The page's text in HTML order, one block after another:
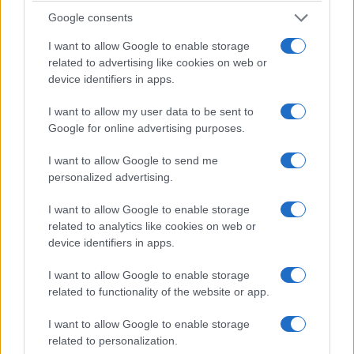
Google consents
I want to allow Google to enable storage
related to advertising like cookies on web or
device identifiers in apps.
I want to allow my user data to be sent to
Google for online advertising purposes.
I want to allow Google to send me
personalized advertising.
I want to allow Google to enable storage
related to analytics like cookies on web or
device identifiers in apps.
I want to allow Google to enable storage
related to functionality of the website or app.
I want to allow Google to enable storage
related to personalization.
Το 33 % ήταν εταιρείες με λιγότερους από 10 εργαζόμενους
Το 20% ήταν εταιρείες με 10 έως 99 εργαζόμενους
Το 27% ήταν εταιρείες με 100 έως 249/499/999 εργαζόμενους
(αναλόγως αγοράς)
Το 20% ήταν εταιρείες με 250/500/1000 εργαζόμενους ή
περισσότερους (αναλόγως αγοράς)
* Οι Εναλλακτικές Τεχνολογίες Καυσίμου που εξετάζει το
οχήματα (HEV), plug-in υβριδικά (PHEV) και ηλεκτρικά
οχήματα μπαταρίας (BEV) και (2) για LCV – ηλεκτρικά
υδρογόνου
** Οι λύσεις κινητικότητας που χρησιμοποιεί το Βαρόμετρο
είναι: Διαμοιρασμός εταιρικού αυτοκινήτου, Ride Sharing,